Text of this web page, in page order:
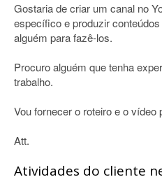
Gostaria de criar um canal no
específico e produzir
alguém para fazê-los.
Procuro alguém que tenha
trabalho.
Vou fornecer o roteiro e o vídeo
Att.
Atividades do cliente